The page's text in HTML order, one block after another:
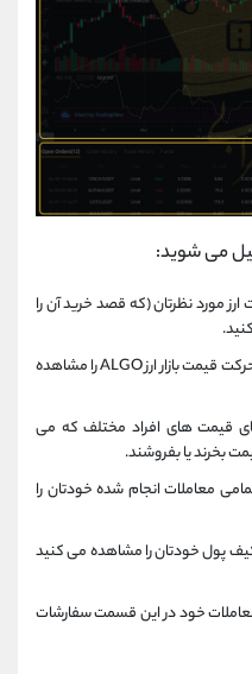
می شوید:
مورد نظرتان (که قصد خرید آن را
نمودار قیمت: در این قسمت روند حرکت قیمت بازار ارز ALGO را مشاهده
قیمت های افراد مختلف که می
بخرند یا بفروشند.
معاملات انجام شده خودتان را
پول خودتان را مشاهده می کنید
خود در این قسمت سفارشات